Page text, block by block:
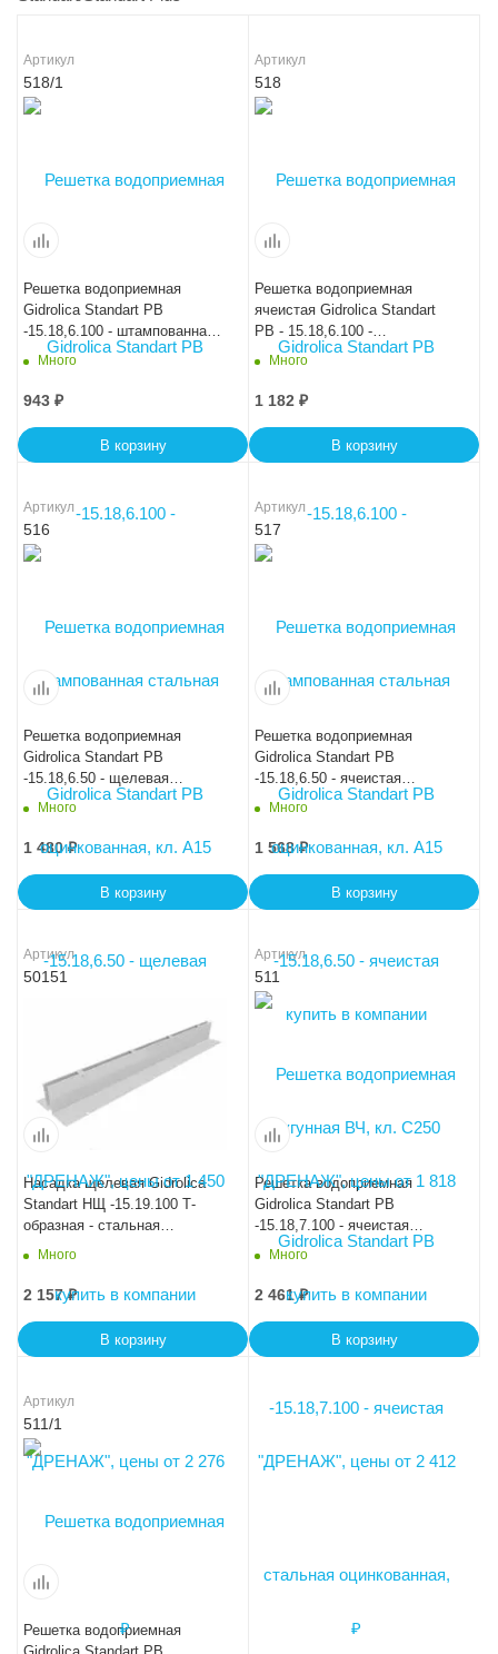
Артикул
518/1
Решетка водоприемная
Gidrolica Standart РВ
-15.18,6.100 - штампованная
стальная оцинкованная, кл.
Много
943 ₽
В корзину
Артикул
518
Решетка водоприемная
ячеистая Gidrolica Standart
РВ - 15.18,6.100 -
штампованная стальная
Много
1 182 ₽
В корзину
Артикул
516
Решетка водоприемная
Gidrolica Standart РВ
-15.18,6.50 - щелевая
чугунная ВЧ, кл. С250
Много
1 480₽
В корзину
Артикул
517
Решетка водоприемная
Gidrolica Standart РВ
-15.18,6.50 - ячеистая
чугунная ВЧ, кл. С250
Много
1 568₽
В корзину
Артикул
50151
Насадка щелевая Gidrolica
Standart НЩ -15.19.100 Т-
образная - стальная
оцинкованная, DN150 кл.А15
Много
2 157₽
В корзину
Артикул
511
Решетка водоприемная
Gidrolica Standart РВ
-15.18,7.100 - ячеистая
стальная оцинкованная, кл.
Много
2 461₽
В корзину
Артикул
511/1
Решетка водоприемная